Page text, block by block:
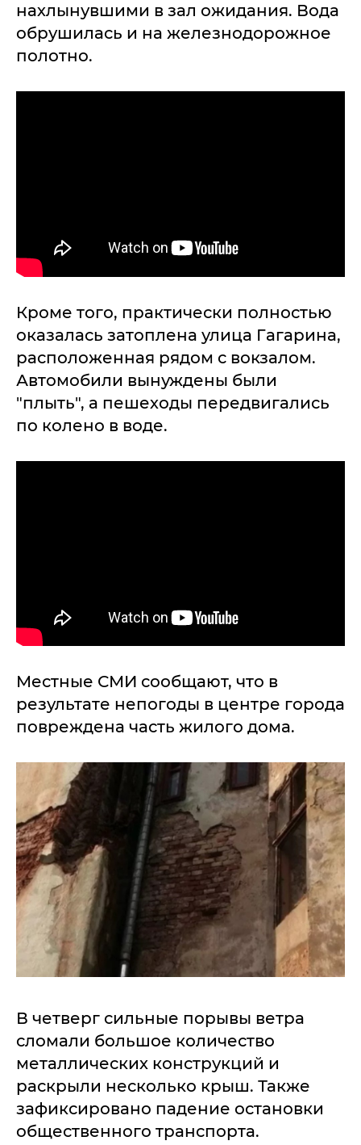
нахлынувшими в зал ожидания. Вода
обрушилась и на железнодорожное
полотно.
Кроме того, практически полностью
оказалась затоплена улица Гагарина,
расположенная рядом с вокзалом.
Автомобили вынуждены были
"плыть", а пешеходы передвигались
по колено в воде.
Местные СМИ сообщают, что в
результате непогоды в центре города
повреждена часть жилого дома.
В четверг сильные порывы ветра
сломали большое количество
металлических конструкций и
раскрыли несколько крыш. Также
зафиксировано падение остановки
общественного транспорта.